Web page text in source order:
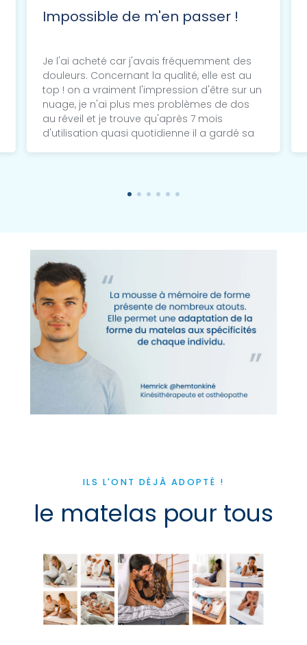
Impossible de m'en passer !
Je l'ai acheté car j'avais fréquemment des
douleurs. Concernant la qualité, elle est au
top ! on a vraiment l'impression d'être sur un
nuage, je n'ai plus mes problèmes de dos
au réveil et je trouve qu'après 7 mois
d'utilisation quasi quotidienne il a gardé sa
le matelas pour tous
ILS L'ONT DÉJÀ ADOPTÉ !